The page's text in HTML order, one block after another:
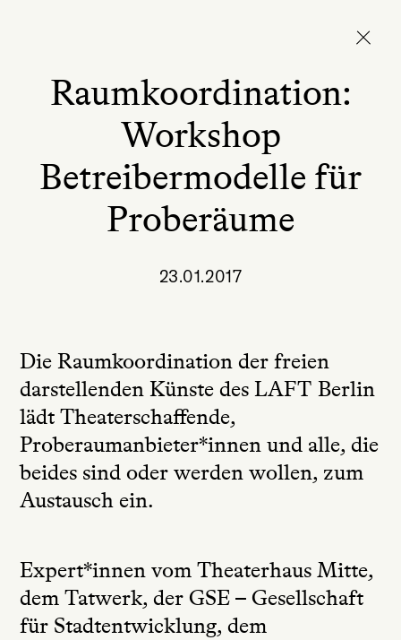
Raumkoordination:
Workshop
Betreibermodelle für
Proberäume
23.01.2017
Die Raumkoordination der freien
darstellenden Künste des LAFT Berlin
lädt Theaterschaffende,
Proberaumanbieter*innen und alle, die
beides sind oder werden wollen, zum
Austausch ein.
Expert*innen vom Theaterhaus Mitte,
dem Tatwerk, der GSE – Gesellschaft
für Stadtentwicklung, dem